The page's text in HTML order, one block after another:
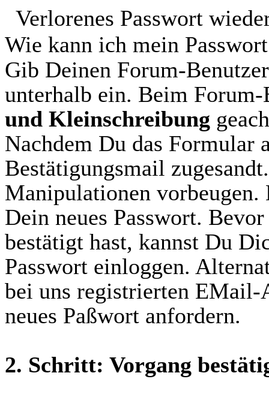
Verlorenes Passwort
Wie kann ich mein
Gib Deinen Forum-
unterhalb ein. Beim
und Kleinschreibung
Nachdem Du das
Bestätigungsmail
Manipulationen
Dein neues Passwort.
bestätigt hast, kannst Du
Passwort einloggen.
bei uns registrierten EMail-
neues Paßwort anfordern.
2. Schritt: Vorgang